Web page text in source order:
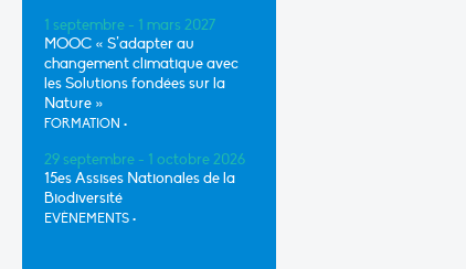
1 septembre - 1 mars 2027
MOOC « S’adapter au
changement climatique avec
les Solutions fondées sur la
Nature »
FORMATION •
29 septembre - 1 octobre 2026
15es Assises Nationales de la
Biodiversité
EVÈNEMENTS •